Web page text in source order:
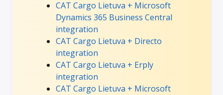
CAT Cargo Lietuva + Microsoft
Dynamics 365 Business Central
integration
CAT Cargo Lietuva + Directo
integration
CAT Cargo Lietuva + Erply
integration
CAT Cargo Lietuva + Microsoft